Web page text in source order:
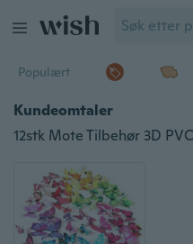
Populært
Kundeomtaler